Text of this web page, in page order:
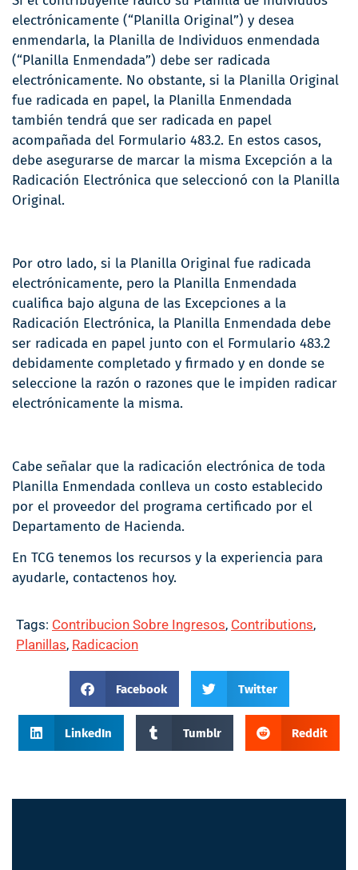
electrónicamente (“Planilla Original”) y desea
enmendarla, la Planilla de Individuos enmendada
(“Planilla Enmendada”) debe ser radicada
electrónicamente. No obstante, si la Planilla Original
fue radicada en papel, la Planilla Enmendada
también tendrá que ser radicada en papel
acompañada del Formulario 483.2. En estos casos,
debe asegurarse de marcar la misma Excepción a la
Radicación Electrónica que seleccionó con la Planilla
Original.
Por otro lado, si la Planilla Original fue radicada
electrónicamente, pero la Planilla Enmendada
cualifica bajo alguna de las Excepciones a la
Radicación Electrónica, la Planilla Enmendada debe
ser radicada en papel junto con el Formulario 483.2
debidamente completado y firmado y en donde se
seleccione la razón o razones que le impiden radicar
electrónicamente la misma.
Cabe señalar que la radicación electrónica de toda
Planilla Enmendada conlleva un costo establecido
por el proveedor del programa certificado por el
Departamento de Hacienda.
En TCG tenemos los recursos y la experiencia para
ayudarle, contactenos hoy.
Tags: Contribucion Sobre Ingresos, Contributions,
Planillas, Radicacion
Facebook Twitter
LinkedIn Tumblr Reddit